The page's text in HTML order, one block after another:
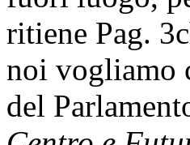
ritiene Pag. 3
noi vogliamo
del